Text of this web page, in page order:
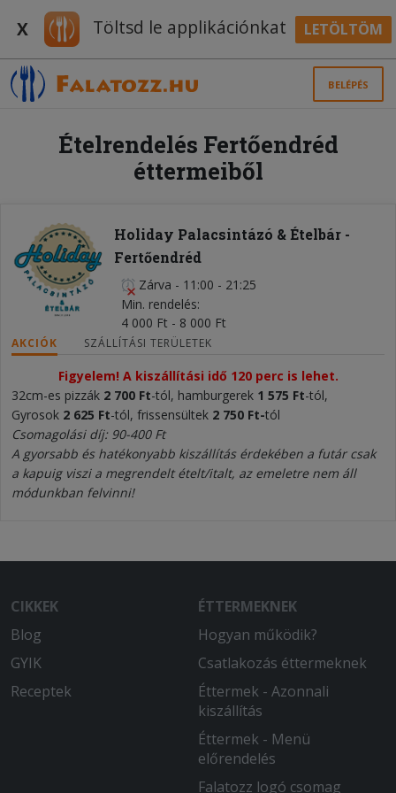
X Töltsd le applikációnkat LETÖLTÖM
BELÉPÉS
Ételrendelés Fertőendréd
éttermeiből
Holiday Palacsintázó & Ételbár -
Fertőendréd
Zárva - 11:00 - 21:25
Min. rendelés
4 000 Ft - 8 000 Ft
AKCIÓK SZÁLLÍTÁSI TERÜLETEK
Figyelem! A kiszállítási idő 120 perc is lehet.
32cm-es pizzák 2 700 Ft-tól, hamburgerek 1 575 Ft-tól,
Gyrosok 2 625 Ft-tól, frissensültek 2 750 Ft-tól
Csomagolási díj: 90-400 Ft
A gyorsabb és hatékonyabb kiszállítás érdekében a futár csak
a kapuig viszi a megrendelt ételt/italt, az emeletre nem áll
módunkban felvinni!
CIKKEK
Blog
GYIK
Receptek
ÉTTERMEKNEK
Hogyan működik?
Csatlakozás éttermeknek
Éttermek - Azonnali
kiszállítás
Éttermek - Menü
előrendelés
Falatozz logó csomag